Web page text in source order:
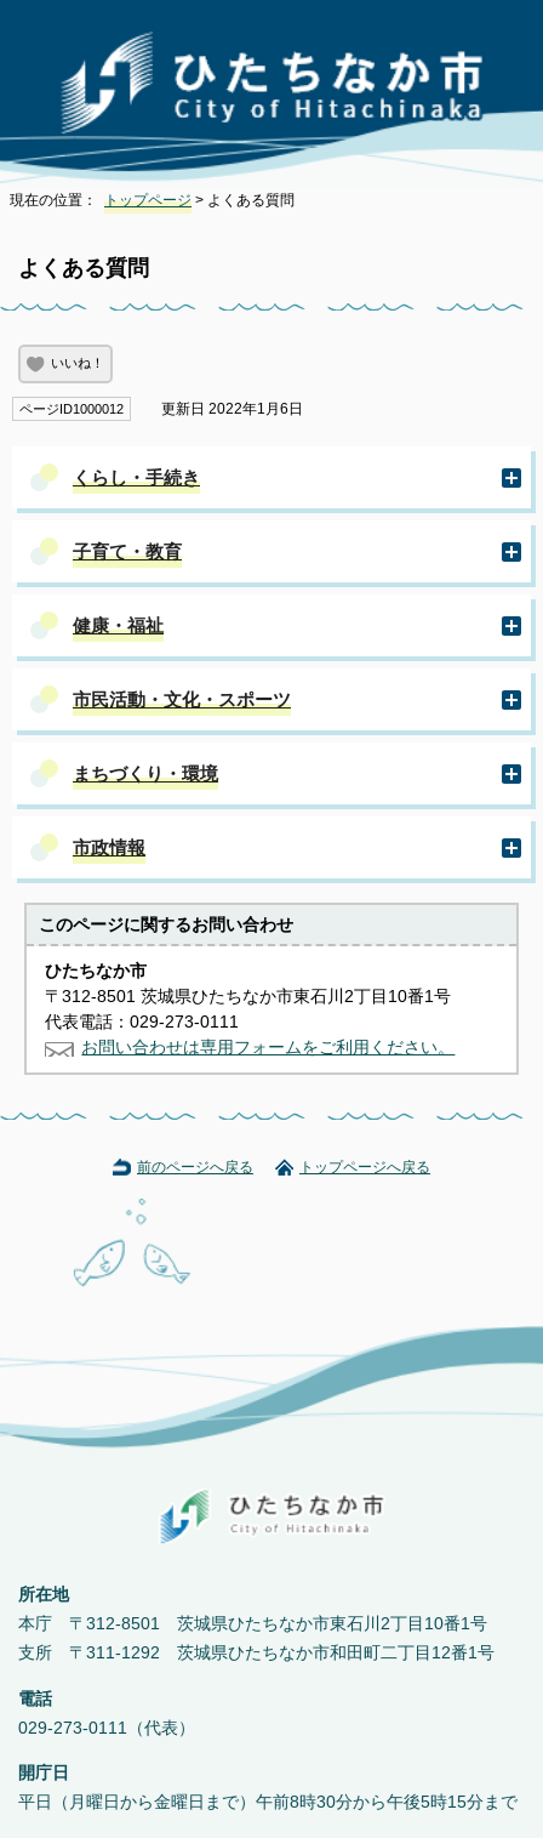
現在の位置： トップページ > よくある質問
よくある質問
いいね！
ページID1000012 更新日 2022年1月6日
くらし・手続き
子育て・教育
健康・福祉
市民活動・文化・スポーツ
まちづくり・環境
市政情報
このページに関するお問い合わせ
ひたちなか市
〒312-8501 茨城県ひたちなか市東石川2丁目10番1号
代表電話：029-273-0111
お問い合わせは専用フォームをご利用ください。
前のページへ戻る トップページへ戻る
所在地
本庁 〒312-8501 茨城県ひたちなか市東石川2丁目10番1号
支所 〒311-1292 茨城県ひたちなか市和田町二丁目12番1号
電話
029-273-0111（代表）
開庁日
平日（月曜日から金曜日まで）午前8時30分から午後5時15分まで